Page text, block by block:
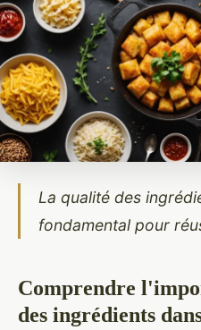
La qualité des
fondamental pour
Comprendre
des ingrédients